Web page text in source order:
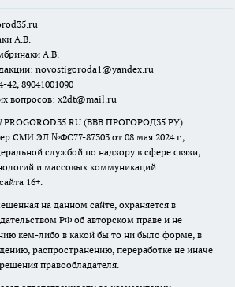
u
А.В.
А.В.
novostigoroda1@yandex.ru
89041001090
вопросов: x2dt@mail.ru
(ВВВ.ПРОГОРОД35.РУ).
СМИ ЭЛ №ФС77-87303 от 08 мая 2024 г.,
службой по надзору в сфере связи,
и массовых коммуникаций.
16+.
на данном сайте, охраняется в
РФ об авторском праве и не
кем-либо в какой бы то ни было форме, в
распространению, переработке не иначе
правообладателя.